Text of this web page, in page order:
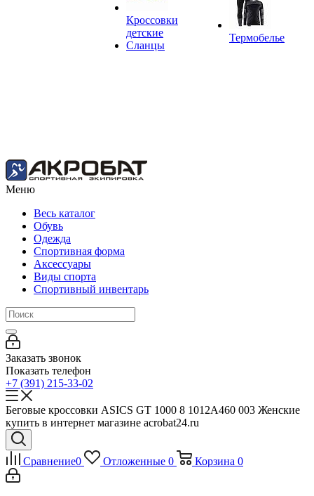
Кроссовки
детские
Сланцы
Термобелье
Меню
Весь каталог
Обувь
Одежда
Спортивная форма
Аксессуары
Виды спорта
Спортивный инвентарь
Заказать звонок
Показать телефон
+7 (391) 215-33-02
Беговые кроссовки ASICS GT 1000 8 1012A460 003 Женские
купить в интернет магазине acrobat24.ru
Сравнение0 Отложенные 0 Корзина 0